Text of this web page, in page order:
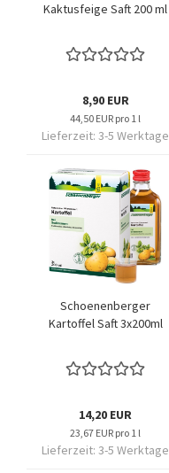
Kaktusfeige Saft 200 ml
8,90 EUR
44,50 EUR pro 1 l
Lieferzeit: 3-5 Werktage
Schoenenberger
Kartoffel Saft 3x200ml
14,20 EUR
23,67 EUR pro 1 l
Lieferzeit: 3-5 Werktage